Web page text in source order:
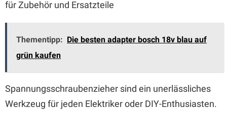
für Zubehör und Ersatzteile
Thementipp: Die besten adapter bosch 18v blau auf
grün kaufen
Spannungsschraubenzieher sind ein unerlässliches
Werkzeug für jeden Elektriker oder DIY-Enthusiasten.